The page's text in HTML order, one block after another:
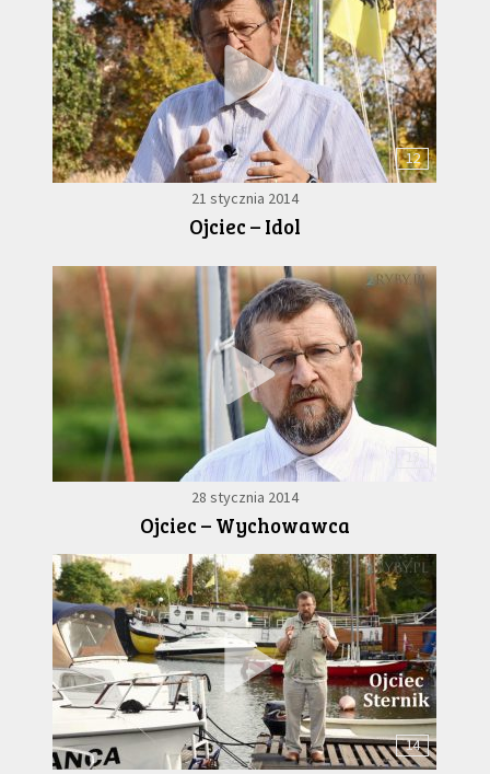
12
21 stycznia 2014
Ojciec – Idol
28 stycznia 2014
Ojciec – Wychowawca
14